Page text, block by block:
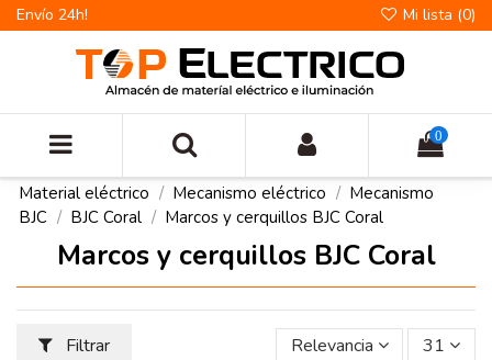
Envío 24h! Mi lista (0)
0
Material eléctrico Mecanismo eléctrico
Mecanismo
BJC
BJC Coral Marcos y cerquillos BJC Coral
Marcos y cerquillos BJC Coral
Filtrar Relevancia 31